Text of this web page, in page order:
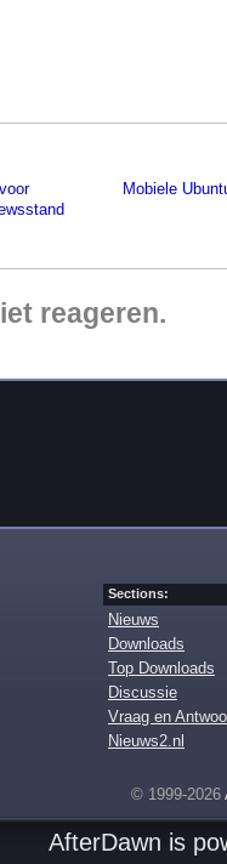
Mobiele
reageren.
Sections:
Nieuws
Downloads
Top Downloads
Discussie
Vraag en
Nieuws2.nl
© 1999-2026
AfterDawn is